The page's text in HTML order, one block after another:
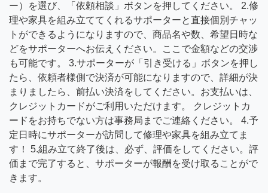
ー）を選び、「依頼相談」ボタンを押してください。 2.修
理や家具を組み立ててくれるサポーターと直接個別チャッ
トができるようになりますので、商品名や数、希望日時な
どをサポーターへお伝えください。ここで金額などの交渉
も可能です。 3.サポーターが「引き受ける」ボタンを押し
たら、依頼者様側で決済が可能になりますので、詳細が決
まりましたら、前払い決済をしてください。お支払いは、
クレジットカードがご利用いただけます。 クレジットカ
ードをお持ちでない方は事務局までご連絡ください。 4.予
定日時にサポーターが訪問して修理や家具を組み立てま
す！ 5.組み立て終了後は、必ず、評価をしてください。評
価まで完了すると、サポーターが報酬を受け取ることがで
きます。